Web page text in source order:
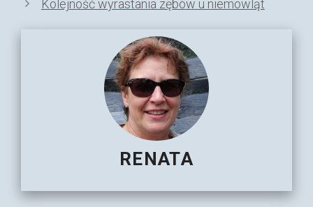
Kolejność wyrastania zębów u niemowląt
RENATA